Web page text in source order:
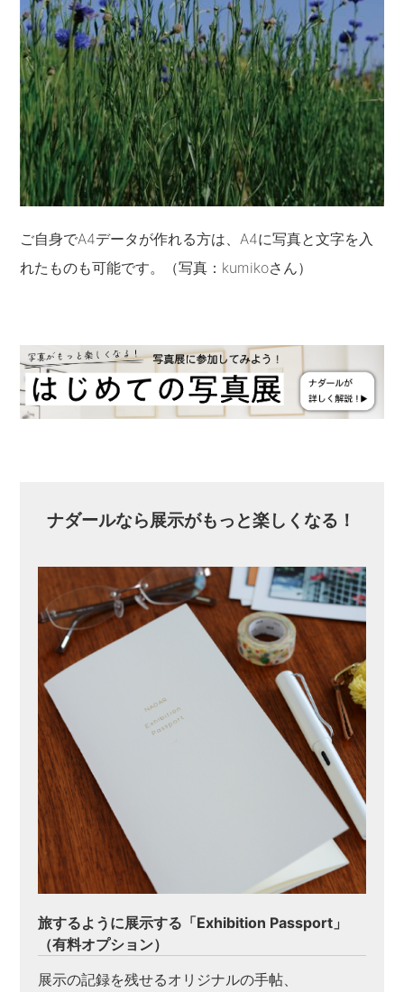
ご自身でA4データが作れる方は、A4に写真と文字を入
れたものも可能です。（写真：kumikoさん）
ナダールなら展示がもっと楽しくなる！
旅するように展示する「Exhibition Passport」
（有料オプション）
展示の記録を残せるオリジナルの手帖、